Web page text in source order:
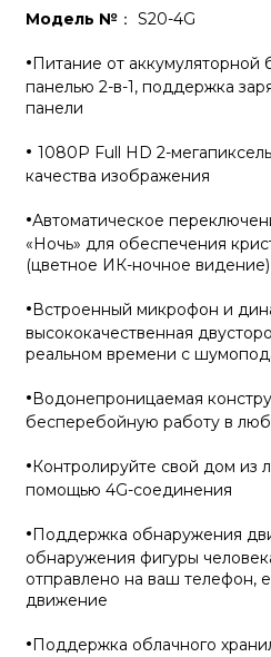
Модель №： S20-4G
·Питание от аккумуляторной
панелью 2-в-1, поддержка
панели
· 1080P Full HD 2-
качества изображения
·Автоматическое
«Ночь» для обеспечения
(цветное ИК-ночное видение)
·Встроенный микрофон и
высококачественная
реальном времени с
·Водонепроницаемая
бесперебойную работу в
·Контролируйте свой дом из
помощью 4G-соединения
·Поддержка обнаружения
обнаружения фигуры
отправлено на ваш телефон,
движение
·Поддержка облачного